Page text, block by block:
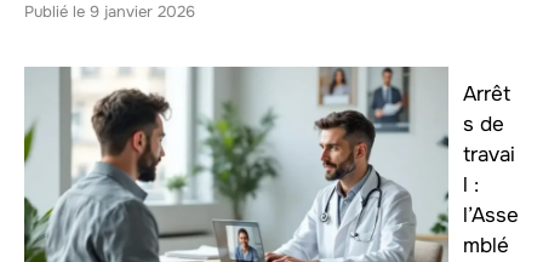
9 janvier 2026
Arrêt
s de
travai
l :
l’Asse
mblé